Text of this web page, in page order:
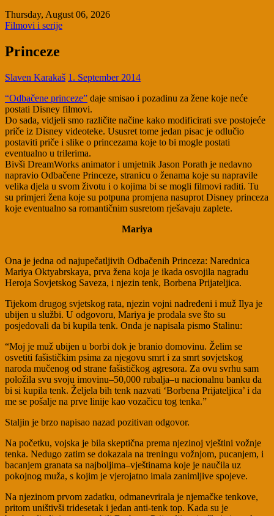
Thursday, August 06, 2026
Filmovi i serije
Princeze
Slaven Karakaš 1. September 2014
“Odbačene princeze” daje smisao i pozadinu za žene koje neće
postati Disney filmovi.
Do sada, vidjeli smo različite načine kako modificirati sve postojeće
priče iz Disney videoteke. Ususret tome jedan pisac je odlučio
postaviti priče i slike o princezama koje to bi mogle postati
eventualno u trilerima.
Bivši DreamWorks animator i umjetnik Jason Porath je nedavno
napravio Odbačene Princeze, stranicu o ženama koje su napravile
velika djela u svom životu i o kojima bi se mogli filmovi raditi. Tu
su primjeri žena koje su potpuna promjena nasuprot Disney princeza
koje eventualno sa romantičnim susretom rješavaju zaplete.
Mariya
Ona je jedna od najupečatljivih Odbačenih Princeza: Narednica
Mariya Oktyabrskaya, prva žena koja je ikada osvojila nagradu
Heroja Sovjetskog Saveza, i njezin tenk, Borbena Prijateljica.
Tijekom drugog svjetskog rata, njezin vojni nadređeni i muž Ilya je
ubijen u službi. U odgovoru, Mariya je prodala sve što su
posjedovali da bi kupila tenk. Onda je napisala pismo Stalinu:
“Moj je muž ubijen u borbi dok je branio domovinu. Želim se
osvetiti fašističkim psima za njegovu smrt i za smrt sovjetskog
naroda mučenog od strane fašističkog agresora. Za ovu svrhu sam
položila svu svoju imovinu–50,000 rubalja–u nacionalnu banku da
bi si kupila tenk. Željela bih tenk nazvati ‘Borbena Prijateljica’ i da
me se pošalje na prve linije kao vozačicu tog tenka.”
Staljin je brzo napisao nazad pozitivan odgovor.
Na početku, vojska je bila skeptična prema njezinoj vještini vožnje
tenka. Nedugo zatim se dokazala na treningu vožnjom, pucanjem, i
bacanjem granata sa najboljima–vještinama koje je naučila uz
pokojnog muža, s kojim je vjerojatno imala zanimljive spojeve.
Na njezinom prvom zadatku, odmanevrirala je njemačke tenkove,
pritom uništivši tridesetak i jedan anti-tenk top. Kada su je